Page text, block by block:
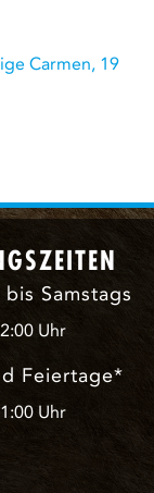
Carmen, 19
Samstags
Uhr
Feiertage*
Uhr